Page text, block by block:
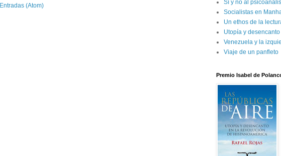
Entradas (Atom)
Sí y no al
Socialistas en
Un ethos de la
Utopía y
Venezuela y la
Viaje de un panfleto
Premio Isabel de